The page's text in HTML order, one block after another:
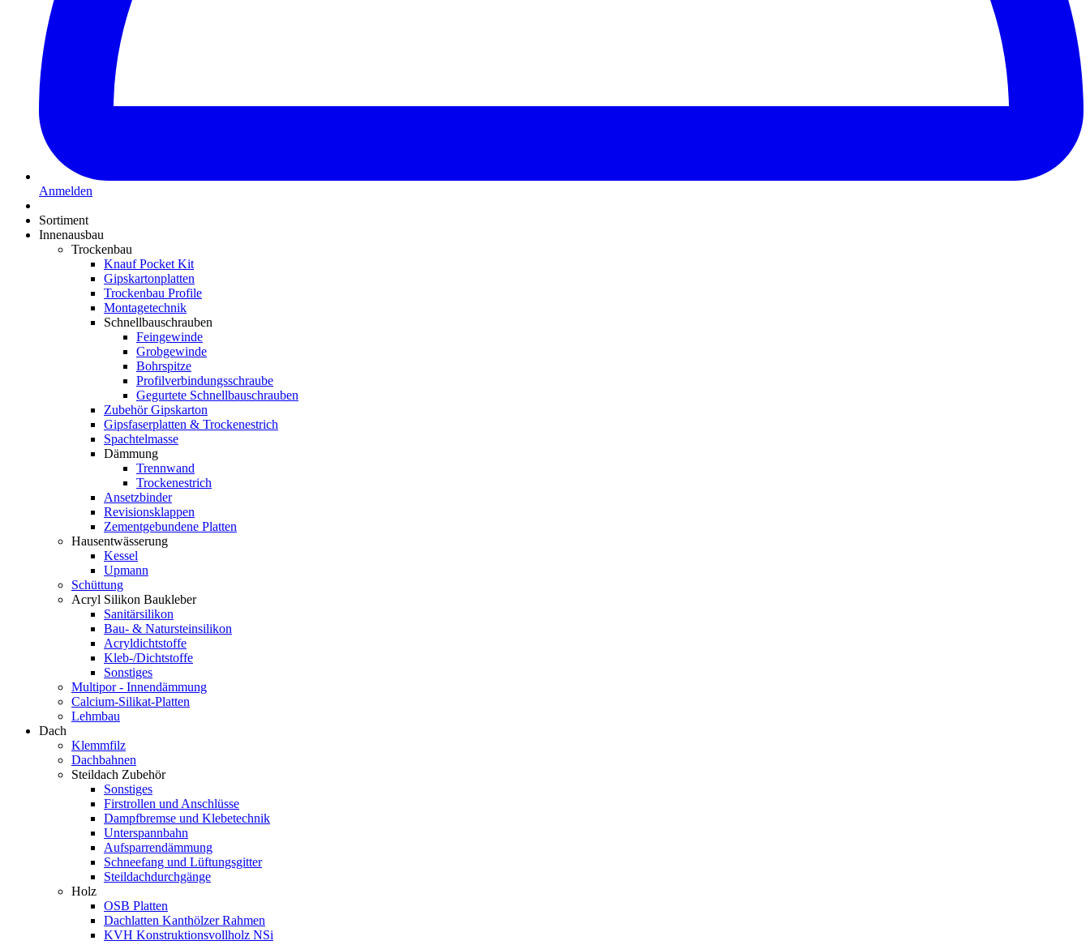
Anmelden
Sortiment
Innenausbau
Trockenbau
Knauf Pocket Kit
Gipskartonplatten
Trockenbau Profile
Montagetechnik
Schnellbauschrauben
Feingewinde
Grobgewinde
Bohrspitze
Profilverbindungsschraube
Gegurtete Schnellbauschrauben
Zubehör Gipskarton
Gipsfaserplatten & Trockenestrich
Spachtelmasse
Dämmung
Trennwand
Trockenestrich
Ansetzbinder
Revisionsklappen
Zementgebundene Platten
Hausentwässerung
Kessel
Upmann
Schüttung
Acryl Silikon Baukleber
Sanitärsilikon
Bau- & Natursteinsilikon
Acryldichtstoffe
Kleb-/Dichtstoffe
Sonstiges
Multipor - Innendämmung
Calcium-Silikat-Platten
Lehmbau
Dach
Klemmfilz
Dachbahnen
Steildach Zubehör
Sonstiges
Firstrollen und Anschlüsse
Dampfbremse und Klebetechnik
Unterspannbahn
Aufsparrendämmung
Schneefang und Lüftungsgitter
Steildachdurchgänge
Holz
OSB Platten
Dachlatten Kanthölzer Rahmen
KVH Konstruktionsvollholz NSi